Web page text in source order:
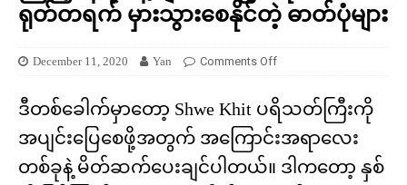
ရုတ်တရက် မှားသွားစေနိုင်တဲ့ ဓာတ်ပုံများ
December 11, 2020 Yan Comments Off
ဒီတစ်ခေါက်မှာတော့ Shwe Khit ပရိသတ်ကြီးကို
အပျင်းပြေစေဖို့အတွက် အကြောင်းအရာလေး
တစ်ခုနဲ့ မိတ်ဆက်ပေးချင်ပါတယ်။ ဒါကတော့ နှစ်